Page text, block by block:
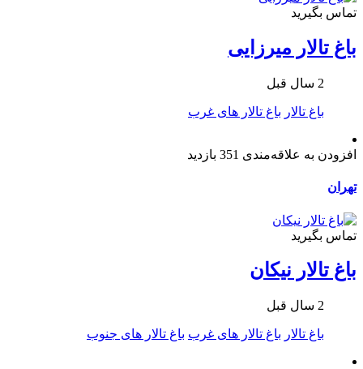
تماس بگیرید
باغ تالار میرزایی
2 سال قبل
باغ تالار باغ تالار های غرب
افزودن به علاقه‌مندی 351 بازدید
تهران
تماس بگیرید
باغ تالار نیکان
2 سال قبل
باغ تالار باغ تالار های غرب باغ تالار های جنوب